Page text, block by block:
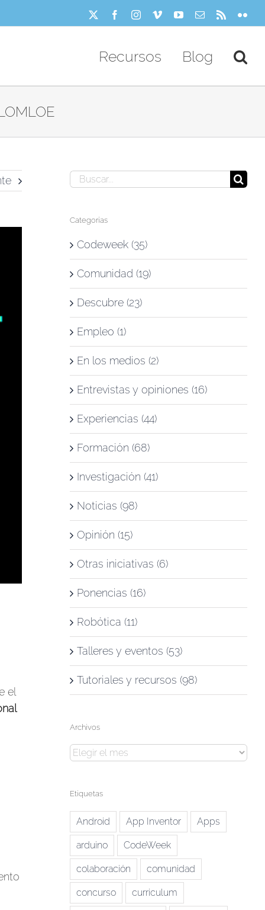
FacebookInstagram
VimeoYouTube
Correo Rss
Recursos Blog
el
Buscar:
Categorías
Codeweek (35)
Comunidad (19)
Descubre (23)
Empleo (1)
En los medios (2)
Entrevistas y opiniones (16)
Experiencias (44)
Formación (68)
Investigación (41)
Noticias (98)
Opinión (15)
Otras iniciativas (6)
Ponencias (16)
Robótica (11)
Talleres y eventos (53)
Tutoriales y recursos (98)
Archivos
Archivos
Etiquetas
Android App Inventor Apps
arduino CodeWeek
colaboración comunidad
concurso curriculum